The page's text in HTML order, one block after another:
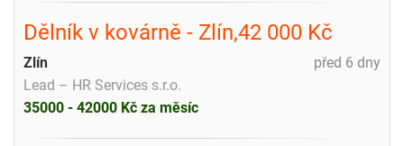
Dělník v kovárně - Zlín,42 000 Kč
před 6 dny
Zlín
Lead – HR Services s.r.o.
35000 - 42000 Kč za měsíc